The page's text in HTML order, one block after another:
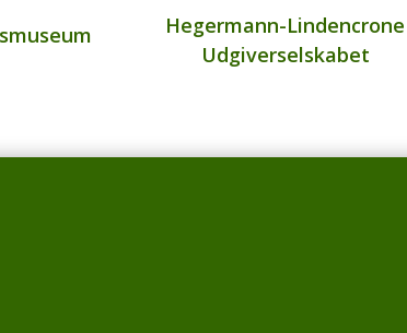
Hegermann-Lindencrone
Udgiverselskabet